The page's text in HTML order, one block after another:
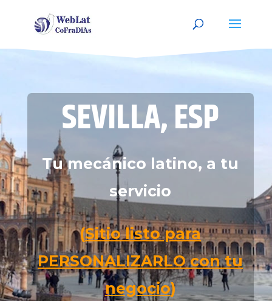
SEVILLA, ESP
Tu mecánico latino, a tu
servicio
(Sitio listo para
PERSONALIZARLO con tu
negocio)